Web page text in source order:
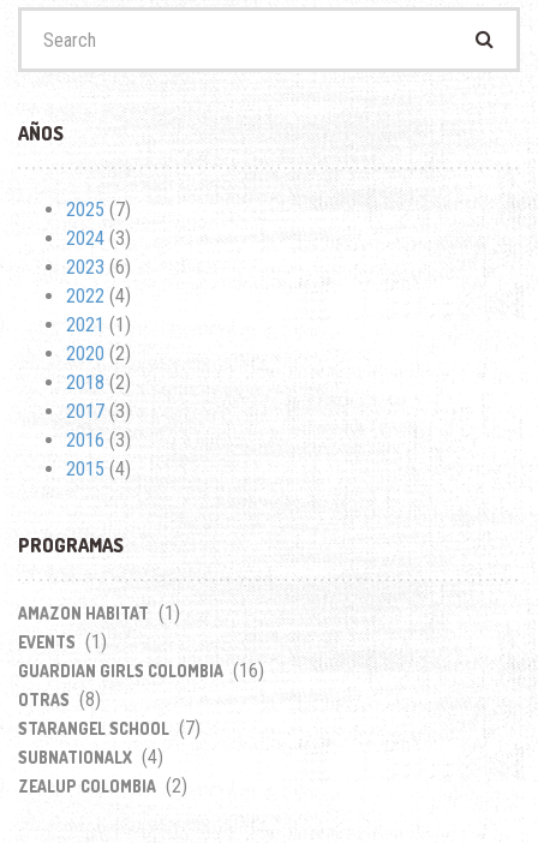
AÑOS
2025 (7)
2024 (3)
2023 (6)
2022 (4)
2021 (1)
2020 (2)
2018 (2)
2017 (3)
2016 (3)
2015 (4)
PROGRAMAS
AMAZON HABITAT (1)
EVENTS (1)
GUARDIAN GIRLS COLOMBIA (16)
OTRAS (8)
STARANGEL SCHOOL (7)
SUBNATIONALX (4)
ZEALUP COLOMBIA (2)